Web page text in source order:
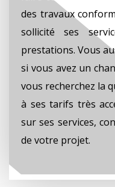
des travaux
sollicité ses
prestations. Vous
si vous avez un
vous recherchez la
à ses tarifs très
sur ses services,
de votre projet.